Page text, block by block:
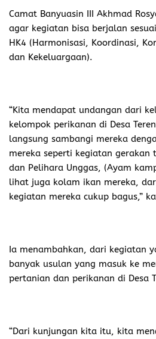
Camat Banyuasin III Akhmad
agar kegiatan bisa berjalan
HK4 (Harmonisasi, Koordinasi,
dan Kekeluargaan).
“Kita mendapat undangan dari
kelompok perikanan di Desa
langsung sambangi mereka
mereka seperti kegiatan gerakan
dan Pelihara Unggas, (Ayam
lihat juga kolam ikan mereka,
kegiatan mereka cukup bagus,”
Ia menambahkan, dari kegiatan
banyak usulan yang masuk ke
pertanian dan perikanan di Desa
“Dari kunjungan kita itu, kita